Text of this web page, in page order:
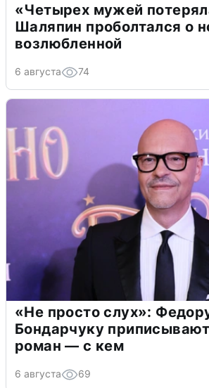
«Четырех мужей
Шаляпин проболтался о
возлюбленной
6 августа 74
«Не просто слух»:
Бондарчуку
роман — с кем
6 августа 69